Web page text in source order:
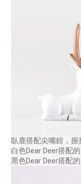
臥鹿搭配尖嘴鉗，握
白色Dear Deer搭配
黑色Dear Deer搭配